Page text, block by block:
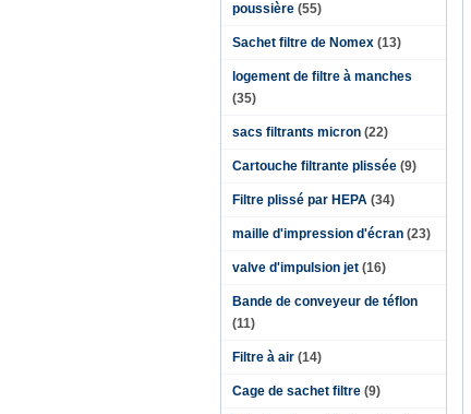
poussière (55)
Sachet filtre de Nomex (13)
logement de filtre à manches
(35)
sacs filtrants micron (22)
Cartouche filtrante plissée (9)
Filtre plissé par HEPA (34)
maille d'impression d'écran (23)
valve d'impulsion jet (16)
Bande de conveyeur de téflon
(11)
Filtre à air (14)
Cage de sachet filtre (9)